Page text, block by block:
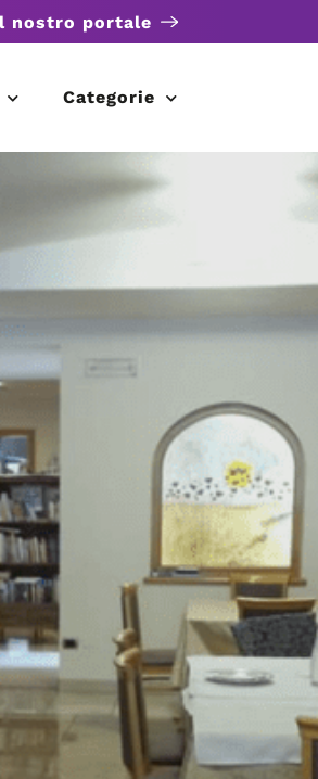
nostro portale
Categorie